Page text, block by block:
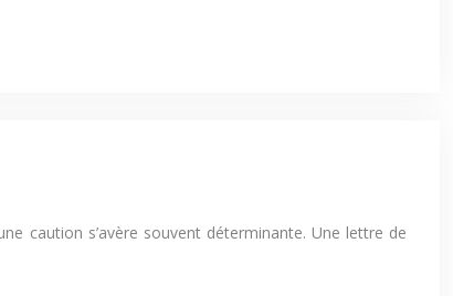
caution s’avère souvent déterminante. Une lettre de